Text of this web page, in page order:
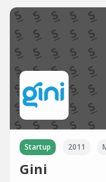
Startup 2011
Gini